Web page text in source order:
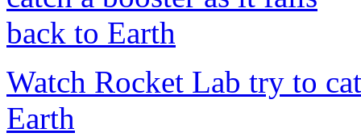
Watch Rocket Lab try to
Earth